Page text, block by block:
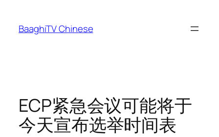
content
BaaghiTV Chinese
ECP紧急会议可能将于
今天宣布选举时间表